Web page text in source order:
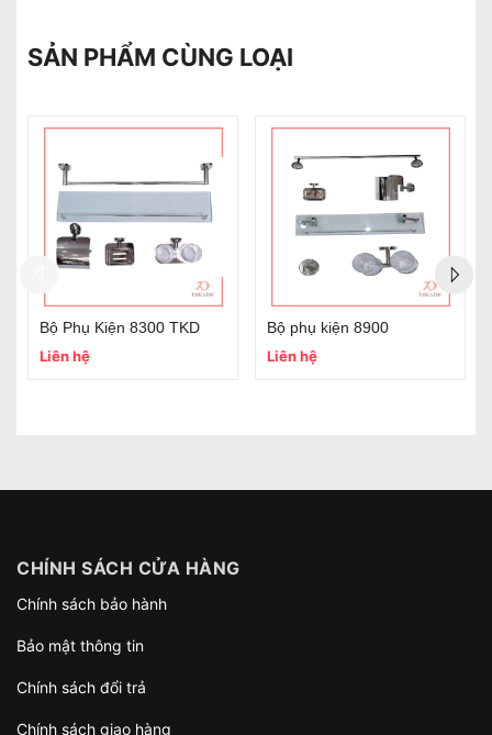
SẢN PHẨM CÙNG LOẠI
TKD
Bộ phụ kiện 8900
Bộ Phụ Kiện 8600 kín
CHÍNH SÁCH CỬA HÀNG
Chính sách bảo hành
Bảo mật thông tin
Chính sách đổi trả
Chính sách giao hàng